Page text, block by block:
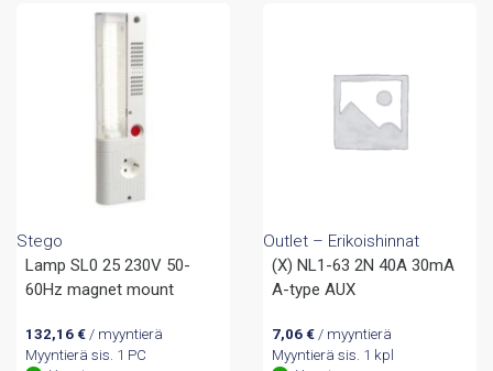
Stego
Lamp SL0 25 230V 50-
60Hz magnet mount
132,16 €/ myyntierä
Myyntierä sis. 1 PC
Outlet – Erikoishinnat
(X) NL1-63 2N 40A 30mA
A-type AUX
7,06 €/ myyntierä
Myyntierä sis. 1 kpl